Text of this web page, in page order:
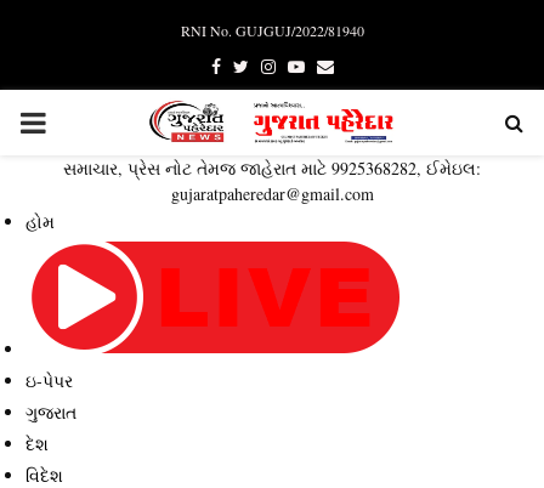
RNI No. GUJGUJ/2022/81940
Facebook
TwitterInstagram
YoutubeEmail
PRIMARY
MENU
સમાચાર, પ્રેસ નોટ તેમજ જાહેરાત માટે 9925368282, ઈમેઇલ:
gujaratpaheredar@gmail.com
હોમ
ઇ-પેપર
ગુજરાત
દેશ
વિદેશ